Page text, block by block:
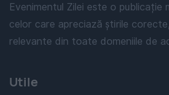
Evenimentul Zilei este o publicație
celor care apreciază știrile
relevante din toate domeniile de
Utile